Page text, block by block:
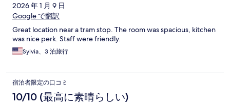
2026 年 1 月 9 日
Google で翻訳
Great location near a tram stop. The room was spacious, kitchen
was nice perk. Staff were friendly.
Sylvia、3 泊旅行
宿泊者限定の口コミ
10/10 (最高に素晴らしい)